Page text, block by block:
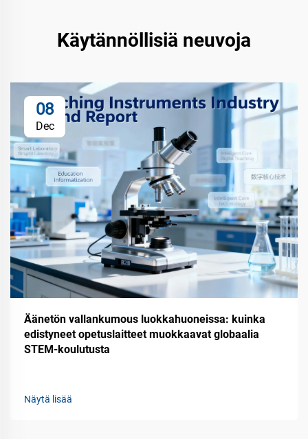
Käytännöllisiä neuvoja
08
Dec
Äänetön vallankumous luokkahuoneissa: kuinka
edistyneet opetuslaitteet muokkaavat globaalia
STEM-koulutusta
Näytä lisää